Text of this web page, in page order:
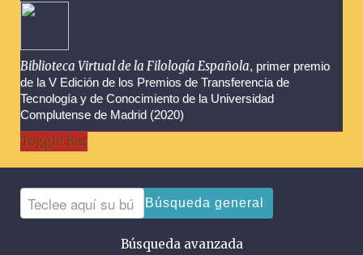
Biblioteca Virtual de la Filología Española, primer premio
de la V Edición de los Premios de Transferencia de
Tecnología y de Conocimiento de la Universidad
Complutense de Madrid (2020)
Toggle Bar
Búsqueda general
Búsqueda avanzada